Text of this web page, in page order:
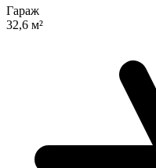
Гараж
32,6 м²